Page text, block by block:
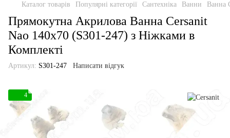
Каталог товарів Популярні категорії Сантехніка Ванни Ванна
Прямокутна Акрилова Ванна Cersanit
Nao 140x70 (S301-247) з Ніжками в
Комплекті
Артикул: S301-247 Написати відгук
4